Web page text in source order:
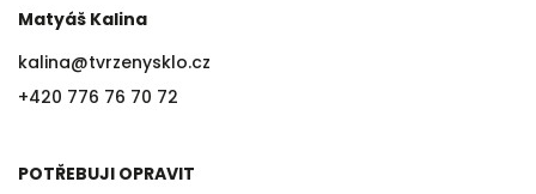
Matyáš Kalina
kalina@tvrzenysklo.cz
+420 776 76 70 72
POTŘEBUJI OPRAVIT